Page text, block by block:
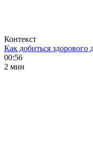
Контекст
Как добиться здорового
00:56
2 мин